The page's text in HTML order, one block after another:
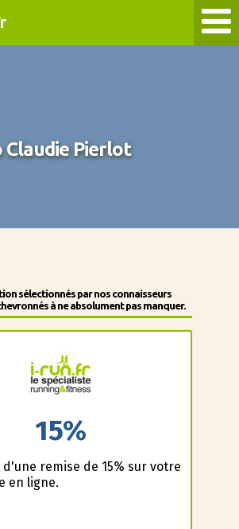
Claudie Pierlot
sélectionnés par nos connaisseurs
à ne absolument pas manquer.
15%
d'une remise de 15% sur votre
en ligne.